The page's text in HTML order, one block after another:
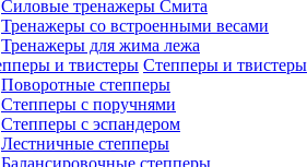
Силовые тренажеры Смита
Тренажеры со встроенными весами
Тренажеры для жима лежа
Степперы и твистеры
Поворотные степперы
Степперы с поручнями
Степперы с эспандером
Лестничные степперы
Балансировочные степперы